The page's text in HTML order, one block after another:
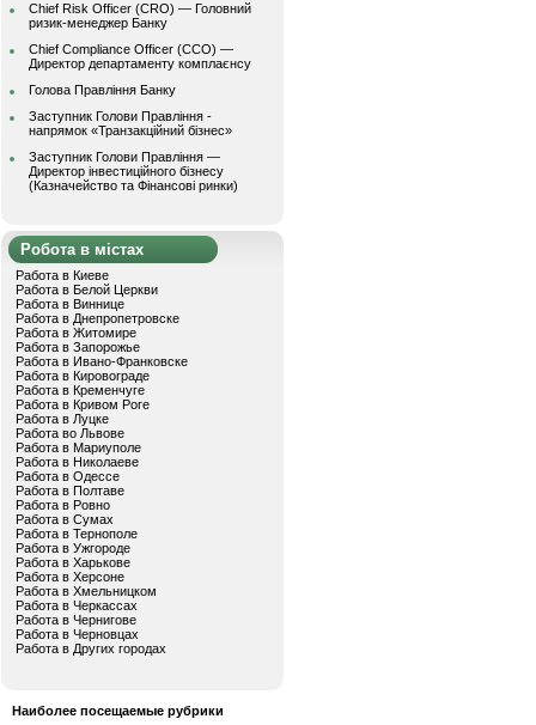
Chief Risk Officer (CRO) — Головний
ризик-менеджер Банку
Chief Compliance Officer (CCO) —
Директор департаменту комплаєнсу
Голова Правління Банку
Заступник Голови Правління -
напрямок «Транзакційний бізнес»
Заступник Голови Правління —
Директор інвестиційного бізнесу
(Казначейство та Фінансові ринки)
Робота в містах
Работа в Киеве
Работа в Белой Церкви
Работа в Виннице
Работа в Днепропетровске
Работа в Житомире
Работа в Запорожье
Работа в Ивано-Франковске
Работа в Кировограде
Работа в Кременчуге
Работа в Кривом Роге
Работа в Луцке
Работа во Львове
Работа в Мариуполе
Работа в Николаеве
Работа в Одессе
Работа в Полтаве
Работа в Ровно
Работа в Сумах
Работа в Тернополе
Работа в Ужгороде
Работа в Харькове
Работа в Херсоне
Работа в Хмельницком
Работа в Черкассах
Работа в Чернигове
Работа в Черновцах
Работа в Других городах
Наиболее посещаемые рубрики